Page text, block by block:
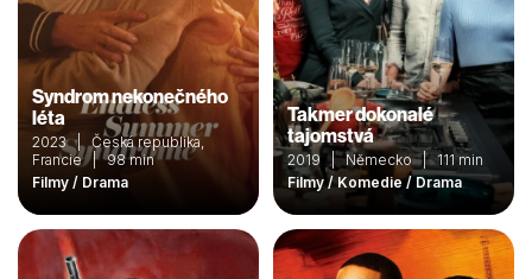
Syndrom nekonečného
léta
2023 | Česká republika,
Francie | 98 min
Filmy / Drama
Takmer dokonalé
tajomstvá
2019 | Německo | 111 min
Filmy / Komedie / Drama